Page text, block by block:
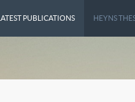
LATEST PUBLICATIONS HEYNS